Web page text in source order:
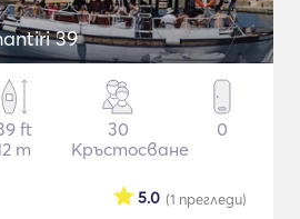
39
ft
m
30
Кръстосване
0
(1 прегледи)
5.0